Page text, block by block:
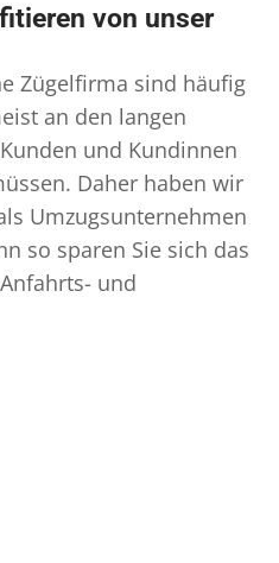
von unser
Zügelfirma sind häufig
an den langen
und Kundinnen
Daher haben wir
Umzugsunternehmen
so sparen Sie sich das
und